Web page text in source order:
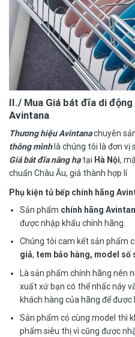
II./ Mua Giá bát đĩa di
Avintana
Thương hiệu Avintanachuyên
thông mìnhlà chúng tôi là đơn vị
Giá bát đĩa nâng hạtại Hà Nội,
chuẩn Châu Âu, giá thành hợp lí
Phụ kiện tủ bếp chính hãng
Sản phẩm chính hãng
được nhập khẩu chính hãng.
Chúng tôi cam kết sản phẩm
giả, tem bảo hàng, model số
Là sản phẩm chính hãng nên
xuất xứ bạn có thể nhấc náy
khách hàng của hãng để được
Sản phẩm có cùng model thì
phẩm siêu thị vì cũng được